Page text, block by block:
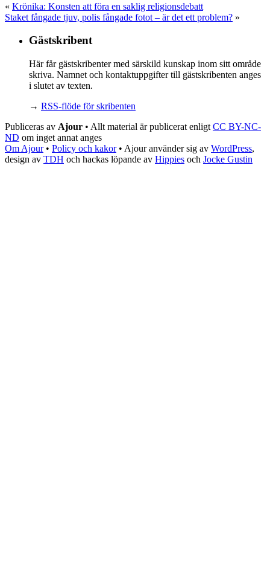
« Krönika: Konsten att föra en saklig religionsdebatt
Staket fångade tjuv, polis fångade fotot – är det ett problem? »
Gästskribent
Här får gästskribenter med särskild kunskap inom sitt område
skriva. Namnet och kontaktuppgifter till gästskribenten anges
i slutet av texten.
→ RSS-flöde för skribenten
Publiceras av Ajour • Allt material är publicerat enligt CC BY-NC-
ND om inget annat anges
Om Ajour• Policy och kakor• Ajour använder sig av WordPress,
design av TDH och hackas löpande av Hippies och Jocke Gustin